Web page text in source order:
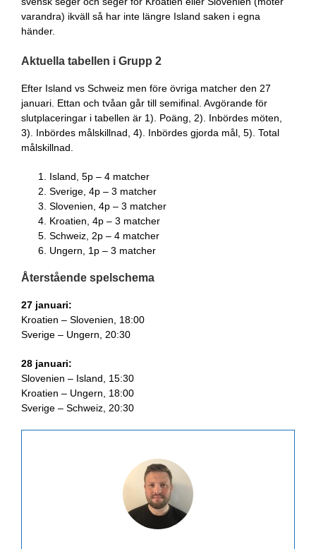
varandra) ikväll så har inte längre Island saken i egna
händer.
Aktuella tabellen i Grupp 2
Efter Island vs Schweiz men före övriga matcher den 27
januari. Ettan och tvåan går till semifinal. Avgörande för
slutplaceringar i tabellen är 1). Poäng, 2). Inbördes möten,
3). Inbördes målskillnad, 4). Inbördes gjorda mål, 5). Total
målskillnad.
Island, 5p – 4 matcher
Sverige, 4p – 3 matcher
Slovenien, 4p – 3 matcher
Kroatien, 4p – 3 matcher
Schweiz, 2p – 4 matcher
Ungern, 1p – 3 matcher
Återstående spelschema
27 januari:
Kroatien – Slovenien, 18:00
Sverige – Ungern, 20:30
28 januari:
Slovenien – Island, 15:30
Kroatien – Ungern, 18:00
Sverige – Schweiz, 20:30